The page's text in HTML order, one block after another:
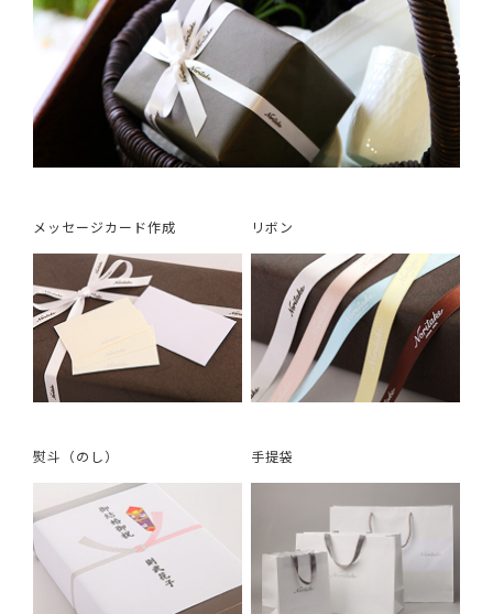
メッセージカード作成 リボン
熨斗（のし） 手提袋